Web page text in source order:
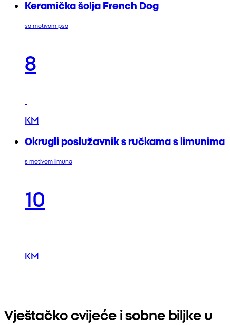
Keramička šolja French Dog
sa motivom psa
8
KM
Okrugli poslužavnik s ručkama s limunima
s motivom limuna
10
KM
Vještačko cvijeće i sobne biljke u